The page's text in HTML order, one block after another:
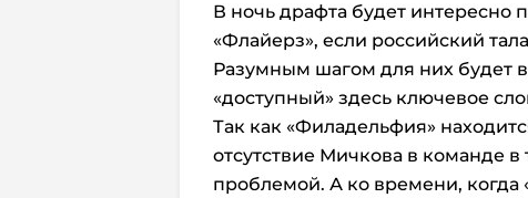
В ночь драфта будет интересно
«Флайерз», если российский
Разумным шагом для них будет
«доступный» здесь ключевое
Так как «Филадельфия»
отсутствие Мичкова в команде
проблемой. А ко времени, когда